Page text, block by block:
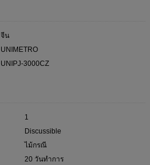
จีน
UNIMETRO
UNIPJ-3000CZ
1
Discussible
ไม้กรณี
20 วันทำการ